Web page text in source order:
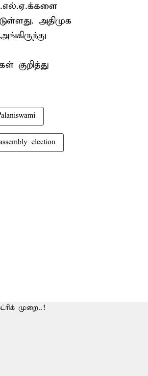
அதிமுக
குறித்து
election